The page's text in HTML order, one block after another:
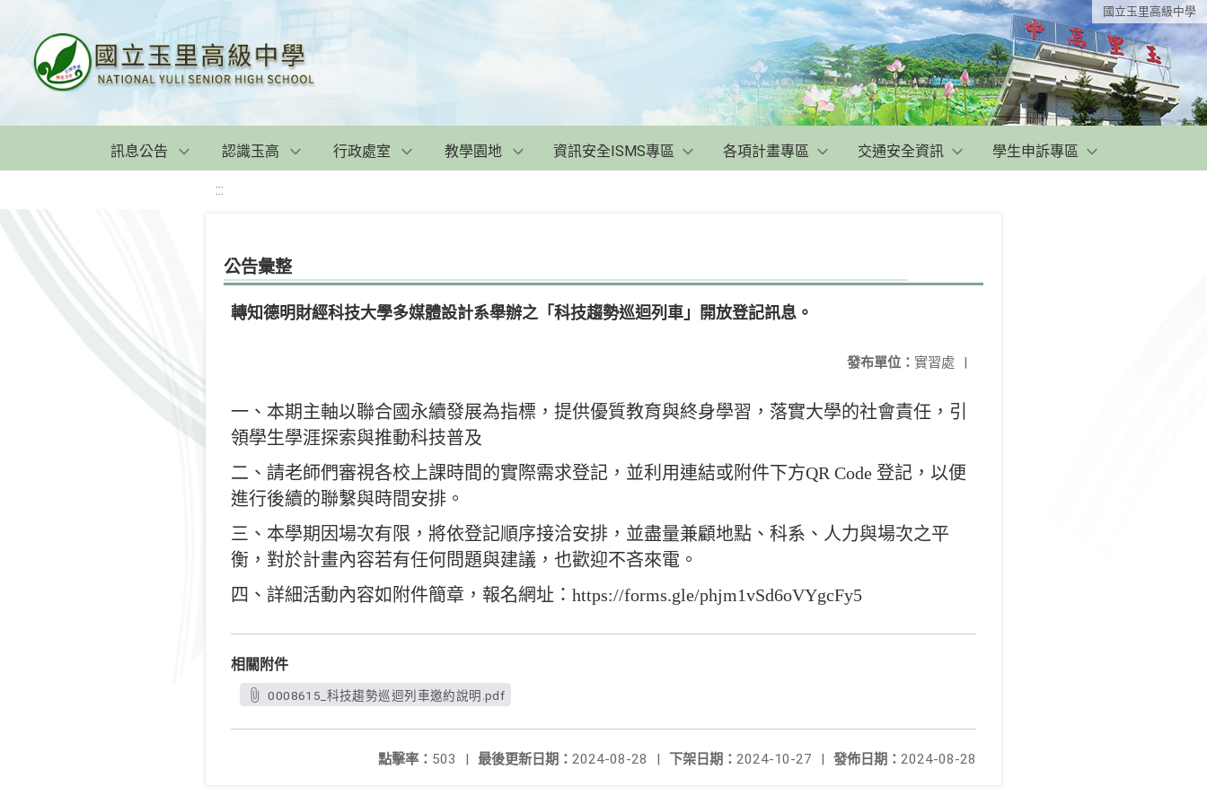
國立玉里高級中學
訊息公告 認識玉高 行政處室 教學園地 資訊安全ISMS專區 各項計畫專區 交通安全資訊 學生申訴專區
:::
公告彙整
轉知德明財經科技大學多媒體設計系舉辦之「科技趨勢巡迴列車」開放登記訊息。
發布單位： 實習處 |
一、本期主軸以聯合國永續發展為指標，提供優質教育與終身學習，落實大學的社會責任，引
領學生學涯探索與推動科技普及
二、請老師們審視各校上課時間的實際需求登記，並利用連結或附件下方QR Code 登記，以便
進行後續的聯繫與時間安排。
三、本學期因場次有限，將依登記順序接洽安排，並盡量兼顧地點、科系、人力與場次之平
衡，對於計畫內容若有任何問題與建議，也歡迎不吝來電。
四、詳細活動內容如附件簡章，報名網址：https://forms.gle/phjm1vSd6oVYgcFy5
相關附件
0008615_科技趨勢巡迴列車邀約說明.pdf
發佈日期： 2024-08-28
下架日期： 2024-10-27 |
最後更新日期： 2024-08-28 |
點擊率： 503 |